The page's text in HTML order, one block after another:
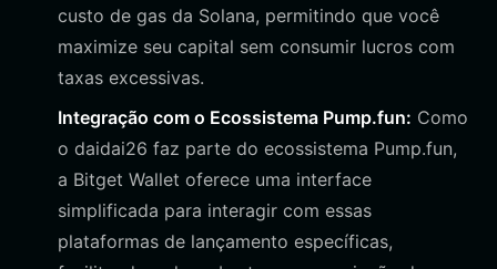
custo de gas da Solana, permitindo que você
maximize seu capital sem consumir lucros com
taxas excessivas.
Integração com o Ecossistema Pump.fun: Como
o daidai26 faz parte do ecossistema Pump.fun,
a Bitget Wallet oferece uma interface
simplificada para interagir com essas
plataformas de lançamento específicas,